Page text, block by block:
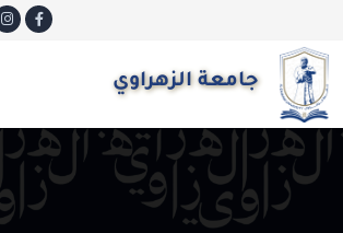
جامعة الزهراوي